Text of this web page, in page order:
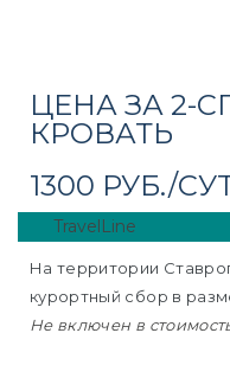
ЦЕНА ЗА 2-
КРОВАТЬ
1300 РУБ./
TravelLine
На территории
курортный сбор в
Не включен в